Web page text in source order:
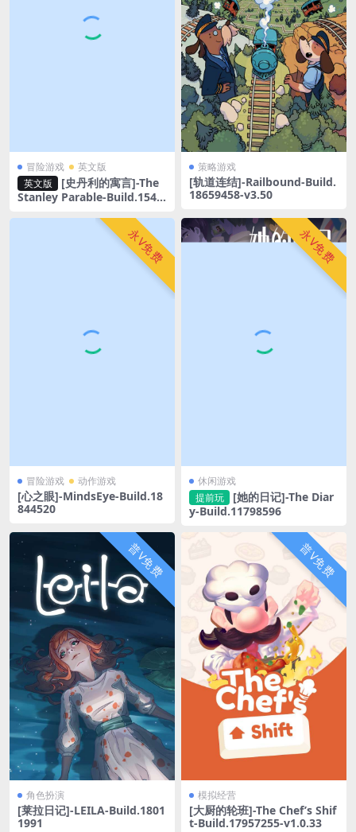
冒险游戏 英文版
英文版
[史丹利的寓言]-The
Stanley Parable-Build.1541
策略游戏
[轨道连结]-Railbound-Build.
18659458-v3.50
永V免费
冒险游戏 动作游戏
[心之眼]-MindsEye-Build.18
844520
永V免费
休闲游戏
提前玩
[她的日记]-The Diar
y-Build.11798596
普V免费
角色扮演
[莱拉日记]-LEILA-Build.1801
1991
普V免费
模拟经营
[大厨的轮班]-The Chef’s Shif
t-Build.17957255-v1.0.33